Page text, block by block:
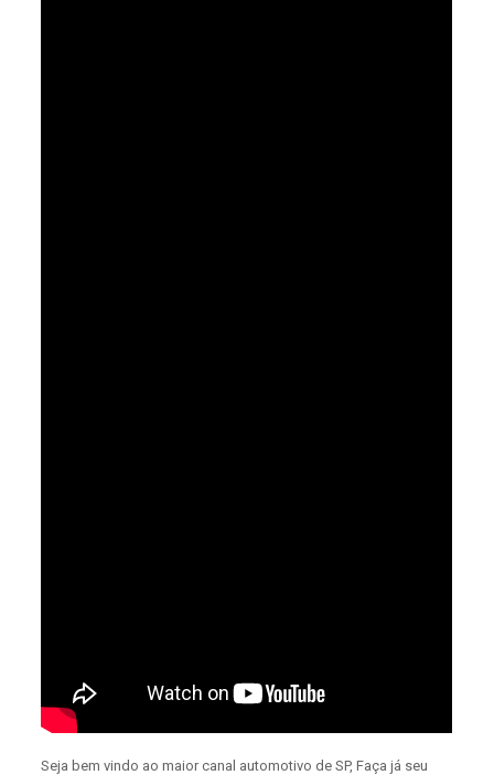
Seja bem vindo ao maior canal automotivo de SP, Faça já seu